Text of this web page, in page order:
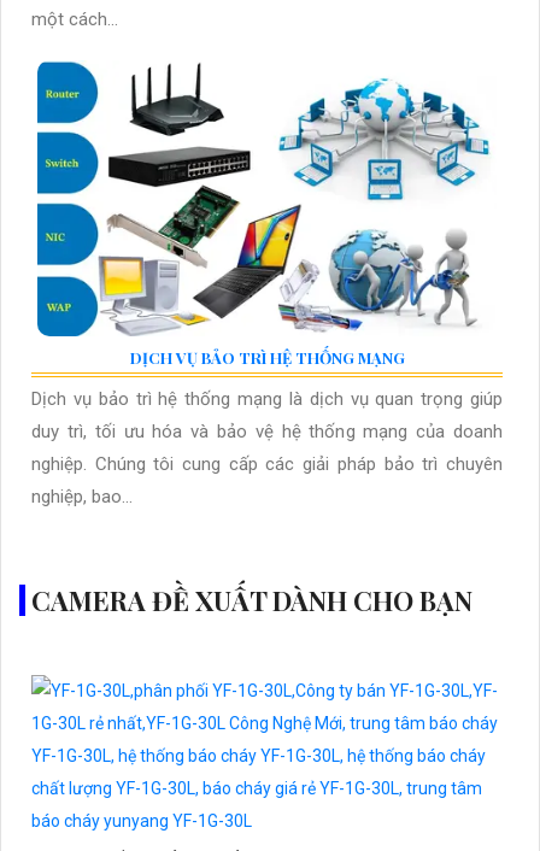
một cách...
DỊCH VỤ BẢO TRÌ HỆ THỐNG MẠNG
Dịch vụ bảo trì hệ thống mạng là dịch vụ quan trọng giúp
duy trì, tối ưu hóa và bảo vệ hệ thống mạng của doanh
nghiệp. Chúng tôi cung cấp các giải pháp bảo trì chuyên
nghiệp, bao...
CAMERA ĐỀ XUẤT DÀNH CHO BẠN